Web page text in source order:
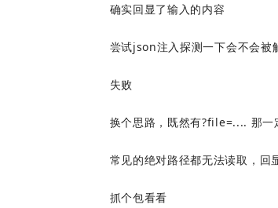
确实回显了输入的内容
尝试json注入探测一下会不会被
失败
换个思路，既然有?file=.... 那一
常见的绝对路径都无法读取，
抓个包看看